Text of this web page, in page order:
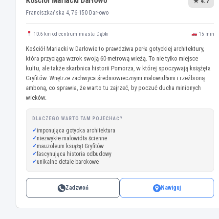
Franciszkańska 4, 76-150 Darłowo
10.6 km od centrum miasta Dąbki 15 min
Kościół Mariacki w Darłowie to prawdziwa perła gotyckiej architektury,
która przyciąga wzrok swoją 60-metrową wieżą. To nie tylko miejsce
kultu, ale także skarbnica historii Pomorza, w której spoczywają książęta
Gryfitów. Wnętrze zachwyca średniowiecznymi malowidłami i rzeźbioną
amboną, co sprawia, że warto tu zajrzeć, by poczuć ducha minionych
wieków.
DLACZEGO WARTO TAM POJECHAĆ?
imponująca gotycka architektura
niezwykłe malowidła ścienne
mauzoleum książąt Gryfitów
fascynująca historia odbudowy
unikalne detale barokowe
Zadzwoń Nawiguj